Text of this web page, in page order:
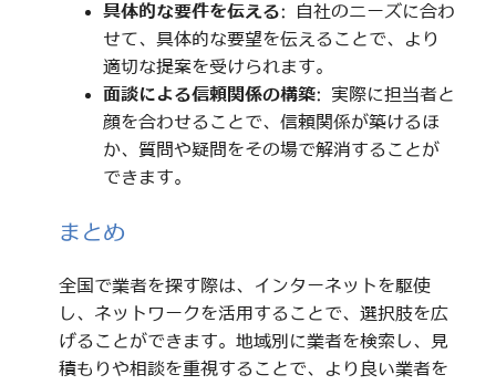
具体的な要件を伝える: 自社のニーズに合わ
せて、具体的な要望を伝えることで、より
適切な提案を受けられます。
面談による信頼関係の構築: 実際に担当者と
顔を合わせることで、信頼関係が築けるほ
か、質問や疑問をその場で解消することが
できます。
まとめ
全国で業者を探す際は、インターネットを駆使
し、ネットワークを活用することで、選択肢を広
げることができます。地域別に業者を検索し、見
積もりや相談を重視することで、より良い業者を